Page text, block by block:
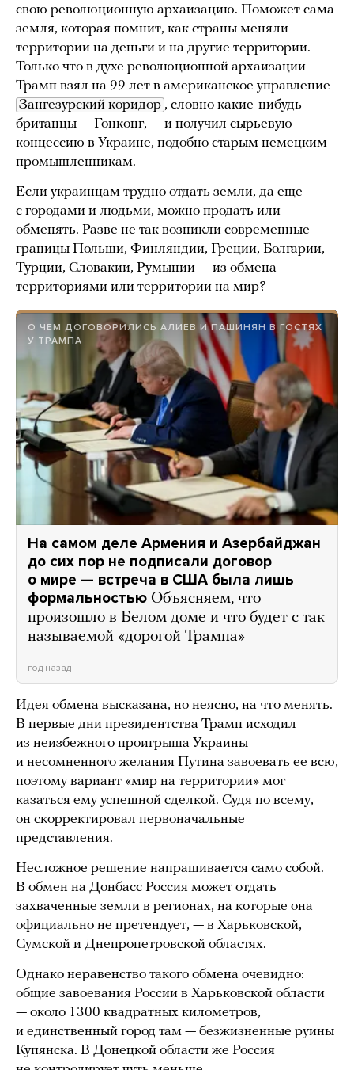
свою революционную архаизацию. Поможет сама
земля, которая помнит, как страны меняли
территории на деньги и на другие территории.
Только что в духе революционной архаизации
Трамп взял на 99 лет в американское управление
Зангезурский коридор , словно какие-нибудь
британцы — Гонконг, — и получил сырьевую
концессию в Украине, подобно старым немецким
промышленникам.
Если украинцам трудно отдать земли, да еще
с городами и людьми, можно продать или
обменять. Разве не так возникли современные
границы Польши, Финляндии, Греции, Болгарии,
Турции, Словакии, Румынии — из обмена
территориями или территории на мир?
О ЧЕМ ДОГОВОРИЛИСЬ АЛИЕВ И ПАШИНЯН В ГОСТЯХ
У ТРАМПА
На самом деле Армения и Азербайджан
до сих пор не подписали договор
о мире — встреча в США была лишь
формальностью Объясняем, что
произошло в Белом доме и что будет с так
называемой «дорогой Трампа»
год назад
Идея обмена высказана, но неясно, на что менять.
В первые дни президентства Трамп исходил
из неизбежного проигрыша Украины
и несомненного желания Путина завоевать ее всю,
поэтому вариант «мир на территории» мог
казаться ему успешной сделкой. Судя по всему,
он скорректировал первоначальные
представления.
Несложное решение напрашивается само собой.
В обмен на Донбасс Россия может отдать
захваченные земли в регионах, на которые она
официально не претендует, — в Харьковской,
Сумской и Днепропетровской областях.
Однако неравенство такого обмена очевидно:
общие завоевания России в Харьковской области
— около 1300 квадратных километров,
и единственный город там — безжизненные руины
Купянска. В Донецкой области же Россия